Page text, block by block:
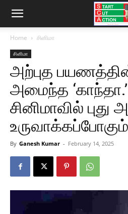
Home சினிமா
சினிமா
அற்புத
அமைந்த
சினிமாவில்
By Ganesh Kumar - February 14, 2025